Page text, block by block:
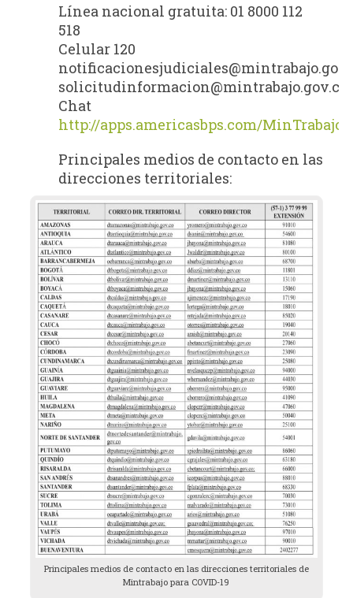
Línea nacional gratuita: 01 8000 112
518
Celular 120
solicitudinformacion@mintrabajo.gov.co
Chat
http://apps.americasbps.com/
Principales medios de contacto en las
direcciones territoriales:
Principales medios de contacto en las direcciones territoriales de
Mintrabajo para COVID-19